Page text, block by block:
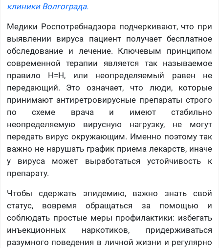
клиники Волгограда.
Медики Роспотребнадзора подчеркивают, что при
выявлении вируса пациент получает бесплатное
обследование и лечение. Ключевым принципом
современной терапии является так называемое
правило Н=Н, или неопределяемый равен не
передающий. Это означает, что люди, которые
принимают антиретровирусные препараты строго
по схеме врача и имеют стабильно
неопределяемую вирусную нагрузку, не могут
передать вирус окружающим. Именно поэтому так
важно не нарушать график приема лекарств, иначе
у вируса может выработаться устойчивость к
препарату.
Чтобы сдержать эпидемию, важно знать свой
статус, вовремя обращаться за помощью и
соблюдать простые меры профилактики: избегать
инъекционных наркотиков, придерживаться
разумного поведения в личной жизни и регулярно